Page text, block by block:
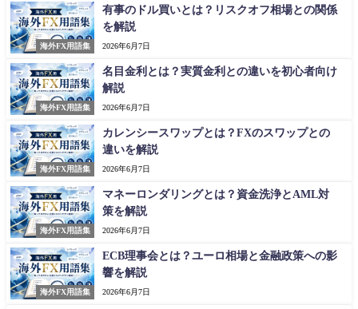
海外FX用語集
有事のドル買いとは？リスクオフ相場との関係
を解説
2026年6月7日
海外FX用語集
名目金利とは？実質金利との違いを初心者向け
解説
2026年6月7日
海外FX用語集
カレンシースワップとは？FXのスワップとの
違いを解説
2026年6月7日
海外FX用語集
マネーロンダリングとは？資金洗浄とAML対
策を解説
2026年6月7日
海外FX用語集
ECB理事会とは？ユーロ相場と金融政策への影
響を解説
2026年6月7日